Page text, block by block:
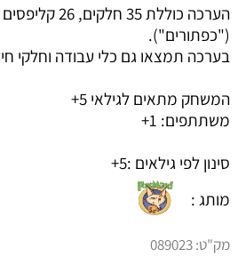
("כפתורים").
בערכה תמצאו גם כלי עבודה וחלקי
המשחק מתאים לגילאי 5+
משתתפים: 1+
סינון לפי גילאים :5+
מותג :
מק"ט:089023